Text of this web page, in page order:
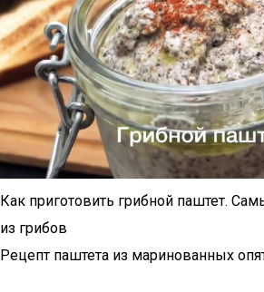
Как приготовить грибной паштет.
из грибов
Рецепт паштета из маринованных